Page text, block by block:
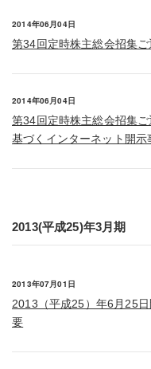
2014年06月04日
第34回定時株主総会招集ご
2014年06月04日
第34回定時株主総会招集
基づくインターネット開示
2013(平成25)年3月期
2013年07月01日
2013（平成25）年6月25
要